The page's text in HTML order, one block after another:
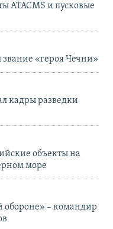
ATACMS и пусковые
«героя Чечни»
кадры разведки
объекты на
море
обороне» – командир